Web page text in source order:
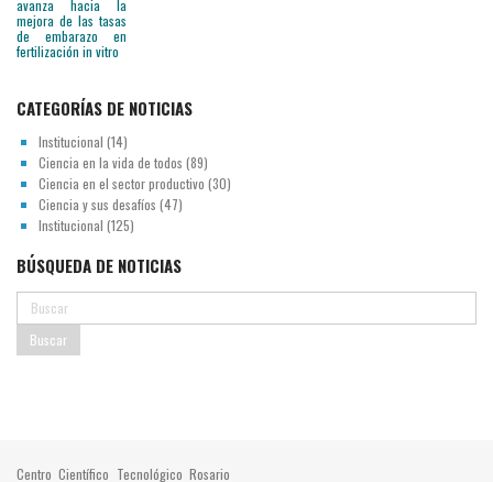
CATEGORÍAS DE NOTICIAS
Institucional (14)
Ciencia en la vida de todos (89)
Ciencia en el sector productivo (30)
Ciencia y sus desafíos (47)
Institucional (125)
BÚSQUEDA DE NOTICIAS
Centro Científico Tecnológico Rosario